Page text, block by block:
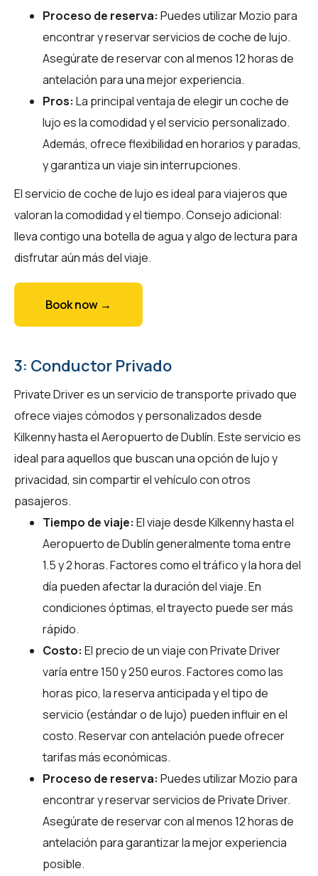
Proceso de reserva: Puedes utilizarMozio para
encontrar y reservar servicios de coche de lujo.
Asegúrate de reservar con al menos 12 horas de
antelación para una mejor experiencia.
Pros: La principal ventaja de elegir un coche de
lujo es la comodidad y el servicio personalizado.
Además, ofrece flexibilidad en horarios y paradas,
y garantiza un viaje sin interrupciones.
El servicio de coche de lujo es ideal para viajeros que
valoran la comodidad y el tiempo. Consejo adicional:
lleva contigo una botella de agua y algo de lectura para
disfrutar aún más del viaje.
Book now →
3: Conductor Privado
Private Driver es un servicio de transporte privado que
ofrece viajes cómodos y personalizados desde
Kilkenny hasta el Aeropuerto de Dublín. Este servicio es
ideal para aquellos que buscan una opción de lujo y
privacidad, sin compartir el vehículo con otros
pasajeros.
Tiempo de viaje: El viaje desde Kilkenny hasta el
Aeropuerto de Dublín generalmente toma entre
1.5 y 2 horas. Factores como el tráfico y la hora del
día pueden afectar la duración del viaje. En
condiciones óptimas, el trayecto puede ser más
rápido.
Costo: El precio de un viaje con Private Driver
varía entre 150 y 250 euros. Factores como las
horas pico, la reserva anticipada y el tipo de
servicio (estándar o de lujo) pueden influir en el
costo. Reservar con antelación puede ofrecer
tarifas más económicas.
Proceso de reserva: Puedes utilizarMozio para
encontrar y reservar servicios de Private Driver.
Asegúrate de reservar con al menos 12 horas de
antelación para garantizar la mejor experiencia
posible.